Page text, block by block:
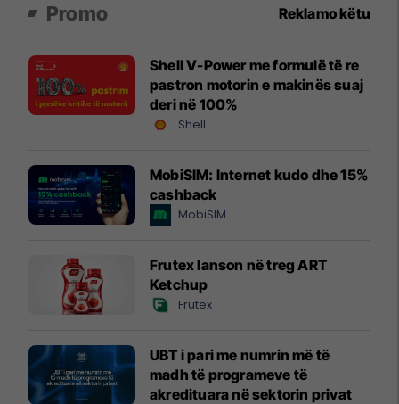
Promo Reklamo këtu
Shell V-Power me formulë të re
pastron motorin e makinës suaj
deri në 100%
Shell
MobiSIM: Internet kudo dhe 15%
cashback
MobiSIM
Frutex lanson në treg ART
Ketchup
Frutex
UBT i pari me numrin më të
madh të programeve të
akredituara në sektorin privat